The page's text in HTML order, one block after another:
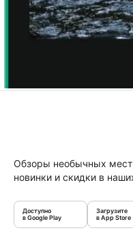
Обзоры необычных
новинки и скидки в
Доступно
в Google Play
Загрузите
в App Store